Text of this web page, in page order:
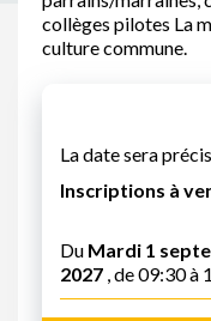
collèges pilotes La
culture commune.
La date sera
Inscriptions à
Du Mardi 1
2027 , de 09:30 à